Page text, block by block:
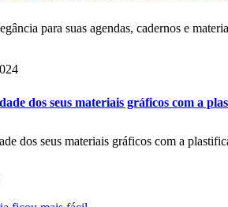
para suas agendas, cadernos e
dos seus materiais gráficos com a
dos seus materiais gráficos com a